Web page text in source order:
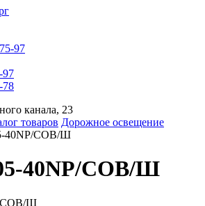
97
97
78
канала, 23
товаров Дорожное освещение
40NP/COB/Ш
40NP/COB/Ш